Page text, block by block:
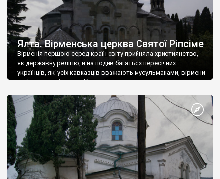
Ялта. Вірменська церква Святої Ріпсіме
Вірменія першою серед країн світу прийняла християнство,
як державну релігію, й на подив багатьох пересічних
українців, які усіх кавказців вважають мусульманами, вірмени
є відданими вірянами Христа